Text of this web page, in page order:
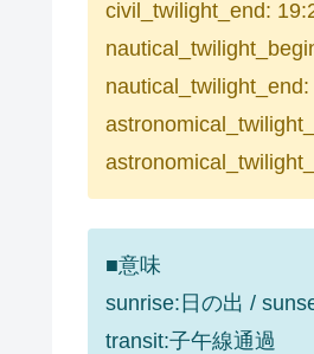
civil_twilight_end:
■意味
sunrise:日の出 /
transit:子午線通過